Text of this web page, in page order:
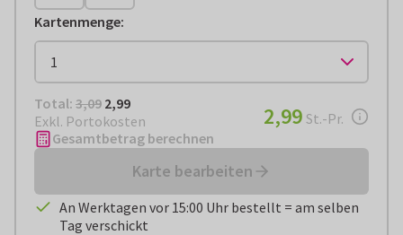
Kartenmenge:
Total: € 2,99
Total: 3,09 2,99
Exkl. Portokosten
€ 2,99pro Stück
2,99 St.-Pr.
Gesamtbetrag berechnen
Karte bearbeiten
An Werktagen vor 15:00 Uhr bestellt = am selben
Tag verschickt